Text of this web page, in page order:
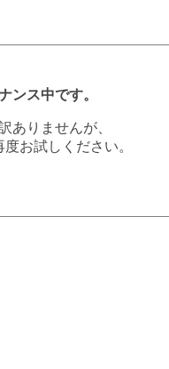
ンス中です。
ありませんが、
お試しください。